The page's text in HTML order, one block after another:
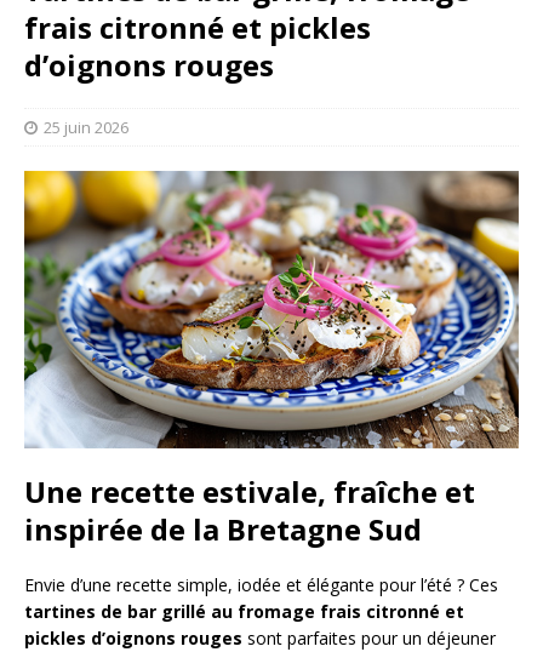
frais citronné et pickles
d’oignons rouges
25 juin 2026
Une recette estivale, fraîche et
inspirée de la Bretagne Sud
Envie d’une recette simple, iodée et élégante pour l’été ? Ces
tartines de bar grillé au fromage frais citronné et
pickles d’oignons rouges sont parfaites pour un déjeuner